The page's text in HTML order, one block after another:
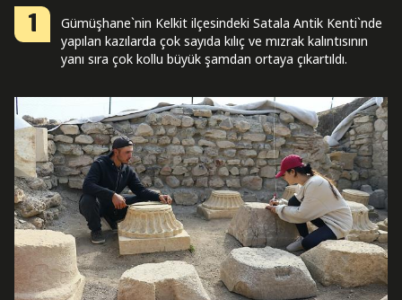
1
Gümüşhane`nin Kelkit ilçesindeki Satala Antik Kenti`nde
yapılan kazılarda çok sayıda kılıç ve mızrak kalıntısının
yanı sıra çok kollu büyük şamdan ortaya çıkartıldı.